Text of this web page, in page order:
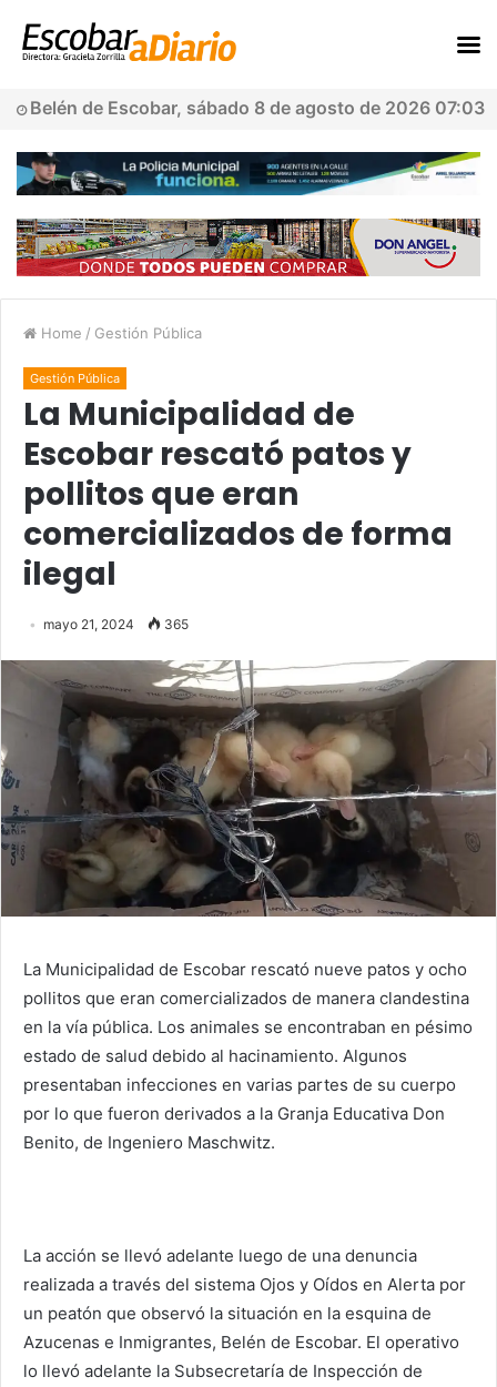
Belén de Escobar, sábado 8 de agosto de 2026 07:03
Home / Gestión Pública
Gestión Pública
La Municipalidad de
Escobar rescató patos y
pollitos que eran
comercializados de forma
ilegal
mayo 21, 2024 365
La Municipalidad de Escobar rescató nueve patos y ocho
pollitos que eran comercializados de manera clandestina
en la vía pública. Los animales se encontraban en pésimo
estado de salud debido al hacinamiento. Algunos
presentaban infecciones en varias partes de su cuerpo
por lo que fueron derivados a la Granja Educativa Don
Benito, de Ingeniero Maschwitz.
La acción se llevó adelante luego de una denuncia
realizada a través del sistema Ojos y Oídos en Alerta por
un peatón que observó la situación en la esquina de
Azucenas e Inmigrantes, Belén de Escobar. El operativo
lo llevó adelante la Subsecretaría de Inspección de